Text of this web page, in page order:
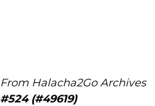
From Halacha2Go Archives
#524 (#49619)